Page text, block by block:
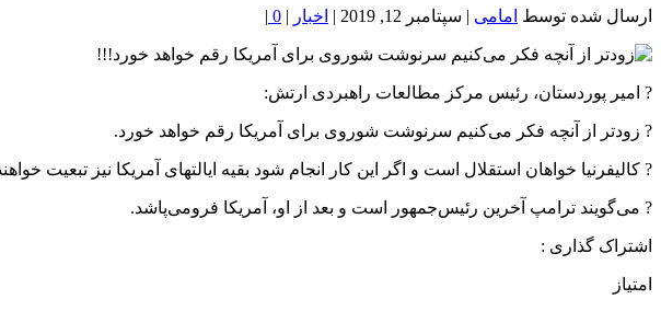
ارسال شده توسط امامی | سپتامبر 12, 2019 | اخبار |
0
|
? امیر پوردستان، رئیس مرکز مطالعات راهبردی ارتش:
? زودتر از آنچه فکر می‌کنیم سرنوشت شوروی برای آمریکا رقم خواهد خورد.
? کالیفرنیا خواهان استقلال است و اگر این کار انجام شود بقیه ایالتهای آمریکا نیز تبعیت
? می‌گویند ترامپ آخرین رئیس‌جمهور است و بعد از او، آمریکا فرومی‌پاشد.
اشتراک گذاری :
امتیاز